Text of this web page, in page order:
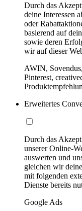
Durch das
deine Interessen
oder
basierend auf
sowie deren
wir auf dieser
AWIN,
Pinterest,
Erweitertes
Durch das
unserer Online-
auswerten und
gleichen wir
mit folgenden
Dienste bereits
Google Ads